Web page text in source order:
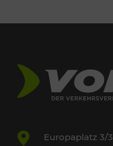
Europaplatz 3/3